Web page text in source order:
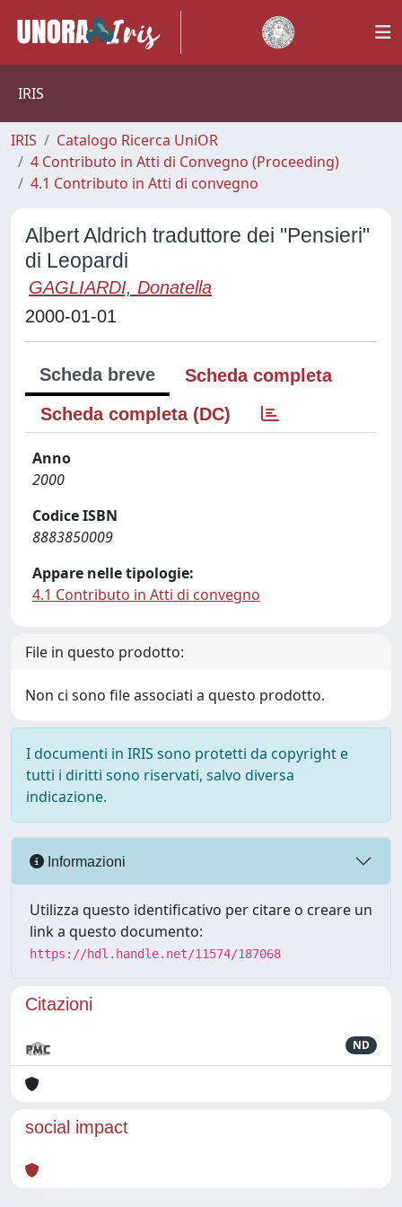
IRIS
IRIS
Catalogo Ricerca UniOR
4 Contributo in Atti di Convegno (Proceeding)
4.1 Contributo in Atti di convegno
Albert Aldrich traduttore dei "Pensieri"
di Leopardi
GAGLIARDI, Donatella
2000-01-01
Scheda breve
Scheda completa
Scheda completa (DC)
Anno
2000
Codice ISBN
8883850009
Appare nelle tipologie:
4.1 Contributo in Atti di convegno
File in questo prodotto:
Non ci sono file associati a questo prodotto.
I documenti in IRIS sono protetti da copyright e
tutti i diritti sono riservati, salvo diversa
indicazione.
Informazioni
Utilizza questo identificativo per citare o creare un
link a questo documento:
https://hdl.handle.net/11574/187068
Citazioni
ND
social impact